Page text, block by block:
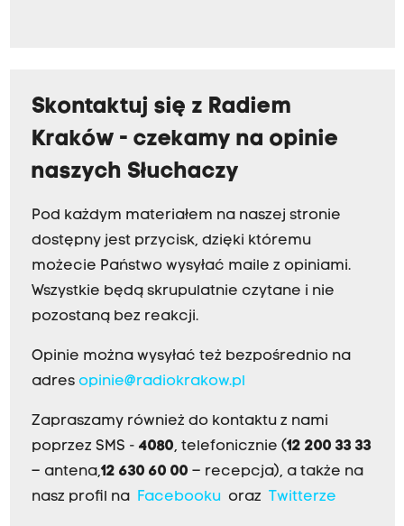
Skontaktuj się z Radiem
Kraków - czekamy na opinie
naszych Słuchaczy
Pod każdym materiałem na naszej stronie
dostępny jest przycisk, dzięki któremu
możecie Państwo wysyłać maile z opiniami.
Wszystkie będą skrupulatnie czytane i nie
pozostaną bez reakcji.
Opinie można wysyłać też bezpośrednio na
adres opinie@radiokrakow.pl
Zapraszamy również do kontaktu z nami
poprzez SMS - 4080, telefonicznie (12 200 33 33
– antena,12 630 60 00 – recepcja), a także na
nasz profil na
Facebookuoraz Twitterze